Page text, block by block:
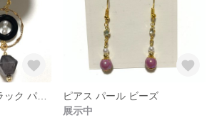
ピアス パール ビーズ
展示中